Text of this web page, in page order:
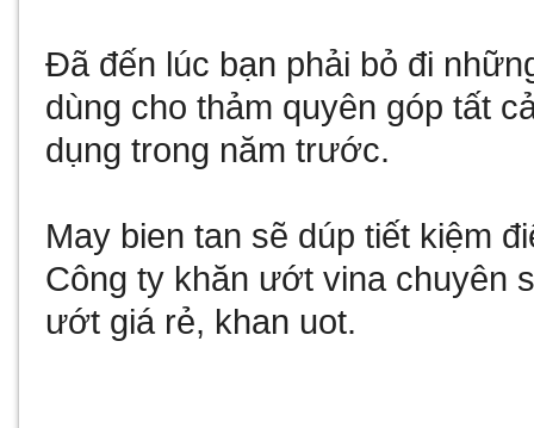
Đã đến lúc bạn phải bỏ đi
dùng cho thảm quyên góp tất
dụng trong năm trước.
May bien tan sẽ dúp tiết kiệm
Công ty khăn ướt vina chuyên
ướt giá rẻ, khan uot.